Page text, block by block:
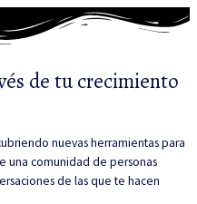
de tu crecimiento
nuevas herramientas para
una comunidad de personas
de las que te hacen